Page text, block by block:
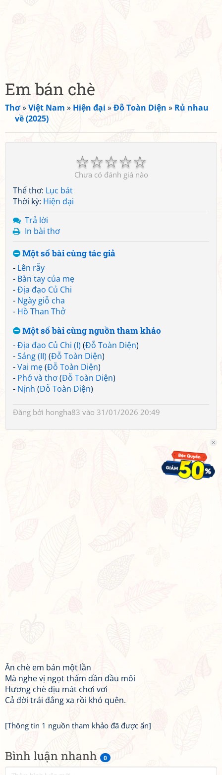
Bình luận nhanh 0
Em bán chè
Thơ»Việt Nam » Hiện đại »Đỗ Toàn Diện » Rủ nhau
về (2025)
☆
☆
☆
☆
☆
Chưa có đánh giá nào
Thể thơ: Lục bát
Thời kỳ: Hiện đại
Trả lời
In bài thơ
Một số bài cùng tác giả
- Lên rẫy
- Bàn tay của mẹ
-Địa đạo Củ Chi
- Ngày giỗ cha
- Hồ Than Thở
Một số bài cùng nguồn tham khảo
-Địa đạo Củ Chi (I) (Đỗ Toàn Diện)
-Sáng (II) (Đỗ Toàn Diện)
-Vai mẹ(Đỗ Toàn Diện)
- Phở và thơ(Đỗ Toàn Diện)
- Nịnh (Đỗ Toàn Diện)
Đăng bởi hongha83 vào 31/01/2026 20:49
Ăn chè em bán một lần
Mà nghe vị ngọt thấm dần đầu môi
Hương chè dịu mát chơi vơi
Cả đời trái đắng xa rồi khó quên.
[Thông tin 1 nguồn tham khảo đã được ẩn]